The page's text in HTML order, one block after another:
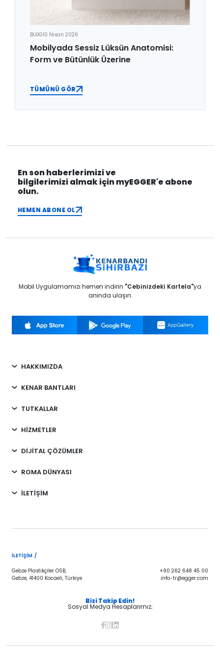
BLOG10 Nisan 2026
Mobilyada Sessiz Lüksün Anatomisi:
Form ve Bütünlük Üzerine
TÜMÜNÜ GÖR
En son haberlerimizi ve
bilgilerimizi almak için myEGGER'e abone
olun.
HEMEN ABONE OL
Mobil Uygulamamızı hemen indirin "Cebinizdeki Kartela"ya
anında ulaşın.
HAKKIMIZDA
KENAR BANTLARI
TUTKALLAR
HİZMETLER
DİJİTAL ÇÖZÜMLER
ROMA DÜNYASI
İLETİŞİM
İLETIŞIM /
Gebze Plastikçiler OSB,
Gebze, 41400 Kocaeli, Türkiye
+90 262 648 45 00
info-tr@egger.com
Bizi Takip Edin!
Sosyal Medya Hesaplarımız;